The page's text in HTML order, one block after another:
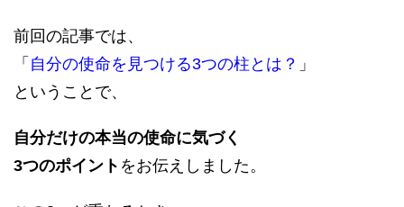
前回の記事では、
「 自分の使命を見つける3つの柱とは？ 」
ということで、
自分だけの本当の使命に気づく
3つのポイント をお伝えしました。